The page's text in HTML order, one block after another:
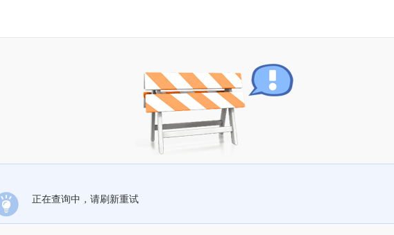
正在查询中，请刷新重试